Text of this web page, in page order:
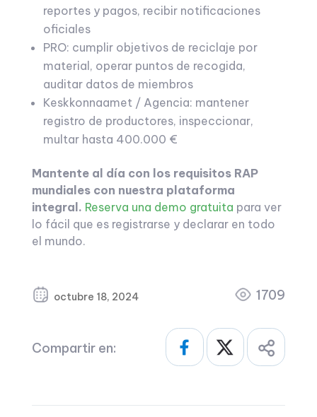
reportes y pagos, recibir notificaciones
oficiales
PRO: cumplir objetivos de reciclaje por
material, operar puntos de recogida,
auditar datos de miembros
Keskkonnaamet / Agencia: mantener
registro de productores, inspeccionar,
multar hasta 400.000 €
Mantente al día con los requisitos RAP
mundiales con nuestra plataforma
integral. Reserva una demo gratuita para ver
lo fácil que es registrarse y declarar en todo
el mundo.
octubre 18, 2024 1709
Compartir en: